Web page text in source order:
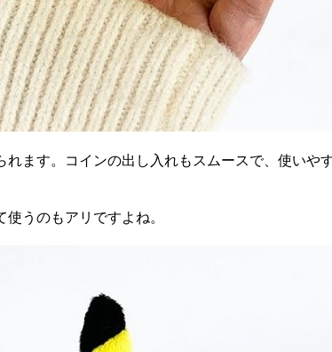
れます。コインの出し入れもスムースで、使いや
うのもアリですよね。